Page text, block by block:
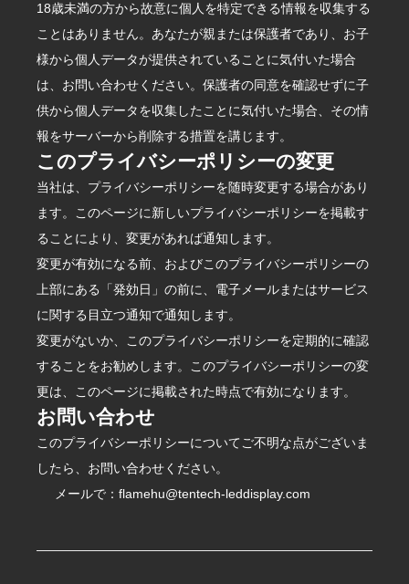
18歳未満の方から故意に個人を特定できる情報を収集する
ことはありません。あなたが親または保護者であり、お子
様から個人データが提供されていることに気付いた場合
は、お問い合わせください。保護者の同意を確認せずに子
供から個人データを収集したことに気付いた場合、その情
報をサーバーから削除する措置を講じます。
このプライバシーポリシーの変更
当社は、プライバシーポリシーを随時変更する場合があり
ます。このページに新しいプライバシーポリシーを掲載す
ることにより、変更があれば通知します。
変更が有効になる前、およびこのプライバシーポリシーの
上部にある「発効日」の前に、電子メールまたはサービス
に関する目立つ通知で通知します。
変更がないか、このプライバシーポリシーを定期的に確認
することをお勧めします。このプライバシーポリシーの変
更は、このページに掲載された時点で有効になります。
お問い合わせ
このプライバシーポリシーについてご不明な点がございま
したら、お問い合わせください。
メールで：flamehu@tentech-leddisplay.com